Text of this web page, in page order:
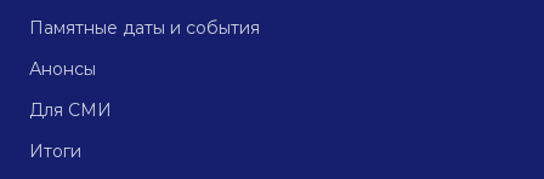
Памятные даты и события
Анонсы
Для СМИ
Итоги